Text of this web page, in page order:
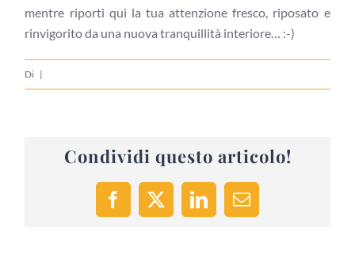
mentre riporti qui la tua attenzione fresco, riposato e
rinvigorito da una nuova tranquillità interiore… :-)
Di |
Condividi questo articolo!
Facebook
X LinkedInEmail